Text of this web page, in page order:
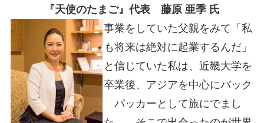
『天使のたまご』代表 藤原 亜季 氏
事業をしていた父親をみて「私
も将来は絶対に起業するんだ」
と信じていた私は、近畿大学を
卒業後、アジアを中心にバック
パッカーとして旅にでまし